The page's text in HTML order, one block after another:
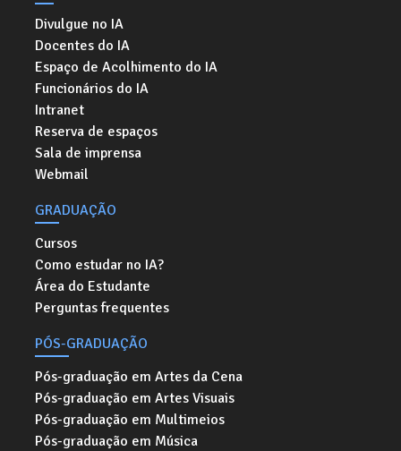
Divulgue no IA
Docentes do IA
Espaço de Acolhimento do IA
Funcionários do IA
Intranet
Reserva de espaços
Sala de imprensa
Webmail
GRADUAÇÃO
Cursos
Como estudar no IA?
Área do Estudante
Perguntas frequentes
PÓS-GRADUAÇÃO
Pós-graduação em Artes da Cena
Pós-graduação em Artes Visuais
Pós-graduação em Multimeios
Pós-graduação em Música